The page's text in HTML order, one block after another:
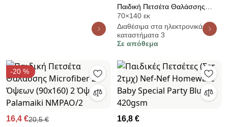
Παιδική Πετσέτα Θαλάσσης
Microfiber 2 Όψεων (70x140)
Greenwich Polo Club Junior
4080
70×140 εκ
Διαθέσιμα στα ηλεκτρονικά
καταστήματα 3
Σε απόθεμα
-20 %
16,4 €20,5 €
16,8 €